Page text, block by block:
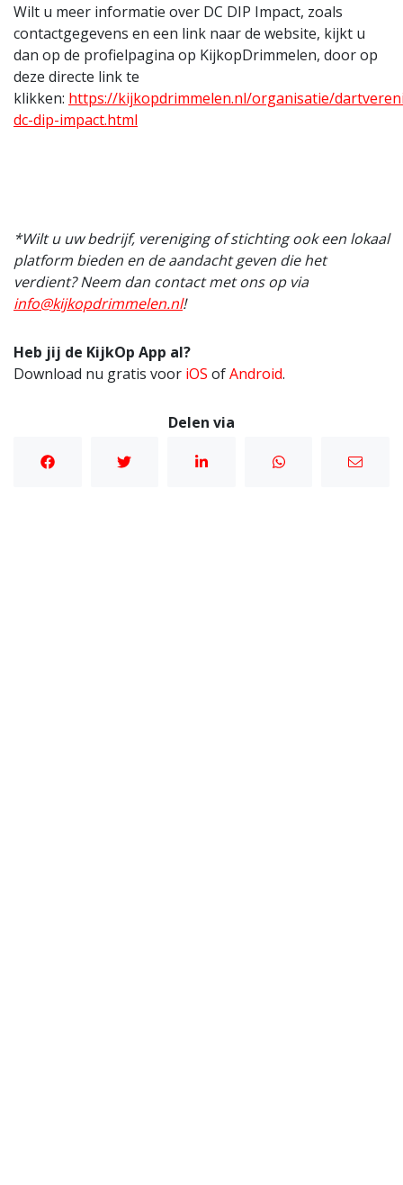
Wilt u meer informatie over DC DIP Impact, zoals
contactgegevens en een link naar de website, kijkt u
dan op de profielpagina op KijkopDrimmelen, door op
deze directe link te
klikken: https://kijkopdrimmelen.nl/organisatie/
dc-dip-impact.html
*Wilt u uw bedrijf, vereniging of stichting ook een lokaal
platform bieden en de aandacht geven die het
verdient? Neem dan contact met ons op via
info@kijkopdrimmelen.nl!
Heb jij de KijkOp App al?
Download nu gratis voor iOS ofAndroid.
Delen via